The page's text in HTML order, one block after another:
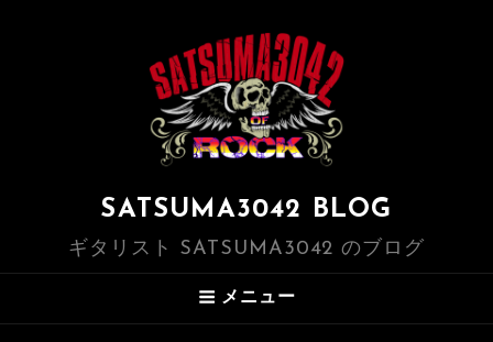
SATSUMA3042 BLOG
ギタリスト SATSUMA3042 のブログ
メニュー